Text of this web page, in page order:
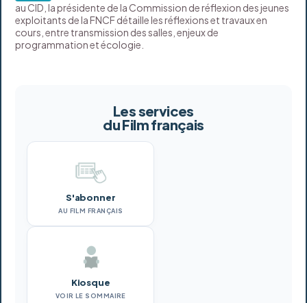
au CID, la présidente de la Commission de réflexion des jeunes
exploitants de la FNCF détaille les réflexions et travaux en
cours, entre transmission des salles, enjeux de
programmation et écologie.
Les services
du Film français
S'abonner
AU FILM FRANÇAIS
Kiosque
VOIR LE SOMMAIRE